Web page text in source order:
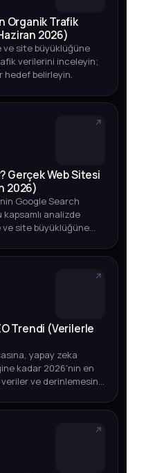
Organik Trafik
2026)
site büyüklüğüne
verilerini inceleyin;
hedef belirleyin.
Gerçek Web Sitesi
2026)
Google Search
analizde
site büyüklüğüne
Trendi (Verilerle
yapay zeka
kadar 2026'nın en
ve derinlemesine